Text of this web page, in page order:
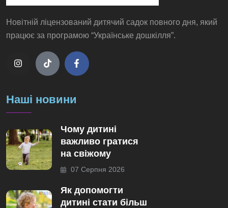
Новітній ліцензований дитячий садок повного дня, який
працює за програмою “Українське дошкілля”.
Наші новини
Чому дитині
важливо гратися
на свіжому
07 Серпня 2026
Як допомогти
дитині стати більш